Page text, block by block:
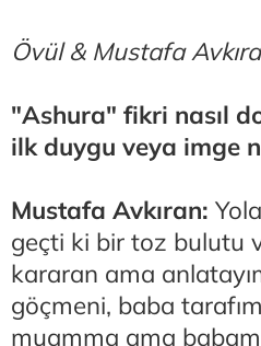
Övül & Mustafa
"Ashura" fikri nasıl
ilk duygu veya imge
Mustafa Avkıran:
geçti ki bir toz bulutu
kararan ama
göçmeni, baba
muamma ama